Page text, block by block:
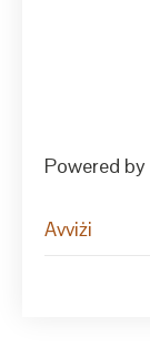
Powered by
Avviżi